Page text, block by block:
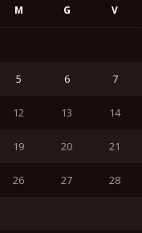
M G V
5 6 7
12 13 14
19 20 21
26 27 28